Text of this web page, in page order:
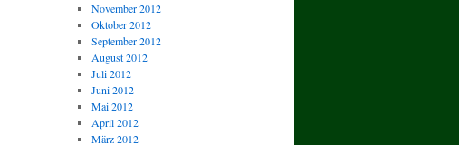
November 2012
Oktober 2012
September 2012
August 2012
Juli 2012
Juni 2012
Mai 2012
April 2012
März 2012